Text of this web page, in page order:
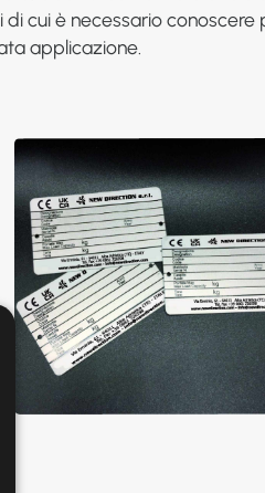
cui è necessario conoscere
applicazione.